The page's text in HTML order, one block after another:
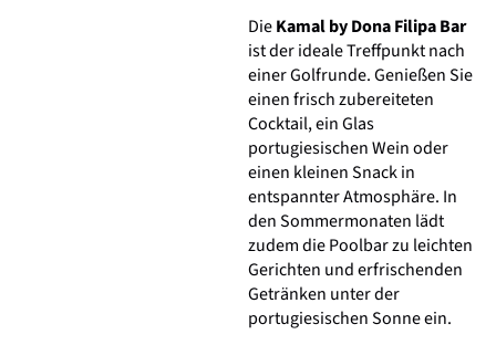
DieKamal by Dona Filipa Bar
ist der ideale Treffpunkt nach
einer Golfrunde. Genießen Sie
einen frisch zubereiteten
Cocktail, ein Glas
portugiesischen Wein oder
einen kleinen Snack in
entspannter Atmosphäre. In
den Sommermonaten lädt
zudem die Poolbar zu leichten
Gerichten und erfrischenden
Getränken unter der
portugiesischen Sonne ein.